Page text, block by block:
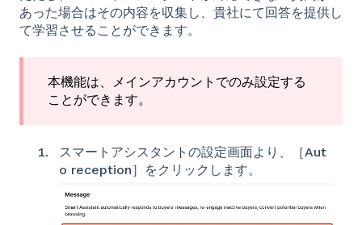
あった場合はその内容を収集し、貴社にて回答を提供し
て学習させることができます。
本機能は、メインアカウントでのみ設定する
ことができます。
スマートアシスタントの設定画面より、［Aut
o reception］をクリックします。